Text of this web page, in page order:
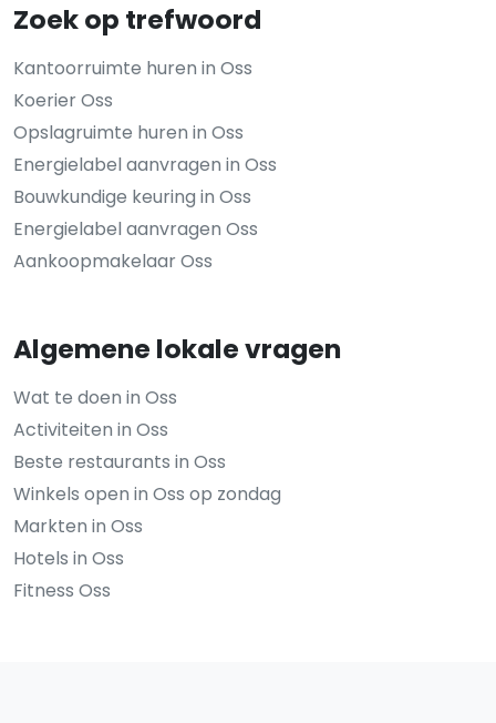
Zoek op trefwoord
Kantoorruimte huren in Oss
Koerier Oss
Opslagruimte huren in Oss
Energielabel aanvragen in Oss
Bouwkundige keuring in Oss
Energielabel aanvragen Oss
Aankoopmakelaar Oss
Algemene lokale vragen
Wat te doen in Oss
Activiteiten in Oss
Beste restaurants in Oss
Winkels open in Oss op zondag
Markten in Oss
Hotels in Oss
Fitness Oss